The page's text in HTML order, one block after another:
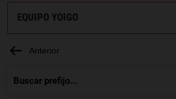
EQUIPO YOIGO
Anterior